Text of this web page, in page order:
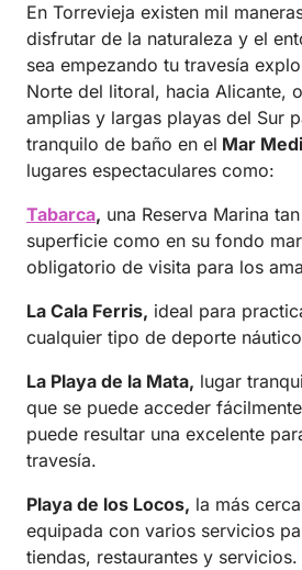
En Torrevieja existen mil
disfrutar de la naturaleza y el
sea empezando tu travesía
Norte del litoral, hacia Alicante,
amplias y largas playas del Sur
tranquilo de baño en el Mar
lugares espectaculares como:
Tabarca, una Reserva Marina
superficie como en su fondo
obligatorio de visita para los
La Cala Ferris, ideal para
cualquier tipo de deporte
La Playa de la Mata, lugar
que se puede acceder
puede resultar una excelente
travesía.
Playa de los Locos, la más
equipada con varios servicios
tiendas, restaurantes y servicios.